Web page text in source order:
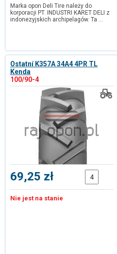
Marka opon Deli Tire należy do
korporacji PT. INDUSTRI KARET DELI z
indonezyjskich archipelagów. Ta …
Ostatní K357A 34A4 4PR TL
Kenda
100/90-4
69,25 zł
Nie jest na stanie